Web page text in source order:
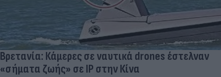
Βρετανία: Κάμερες σε ναυτικά drones έστελναν
«σήματα ζωής» σε IP στην Κίνα